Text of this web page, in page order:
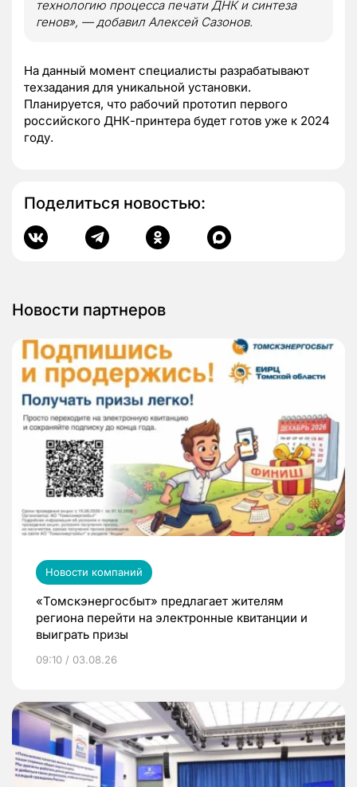
технологию процесса печати ДНК и синтеза
генов», — добавил Алексей Сазонов.
На данный момент специалисты разрабатывают
техзадания для уникальной установки.
Планируется, что рабочий прототип первого
российского ДНК-принтера будет готов уже к 2024
году.
Поделиться новостью:
Новости партнеров
Новости компаний
«Томскэнергосбыт» предлагает жителям
региона перейти на электронные квитанции и
выиграть призы
09:10 / 03.08.26